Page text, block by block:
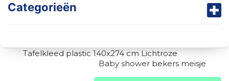
Categorieën
Tafelkleed plastic 140x274 cm Lichtroze
Baby shower bekers meisje